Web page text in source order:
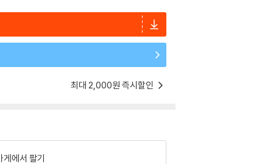
최대 2,000원 즉시할인
게에서 팔기